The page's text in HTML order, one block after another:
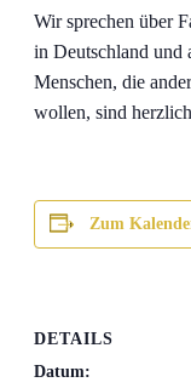
Wir sprechen über
in Deutschland und
Menschen, die
wollen, sind
Zum
DETAILS
Datum: